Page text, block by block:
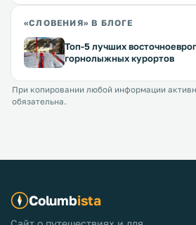
«СЛОВЕНИЯ» В БЛОГЕ
Топ-5 лучших
горнолыжных курортов
При копировании любой информации
обязательна.
Columbista